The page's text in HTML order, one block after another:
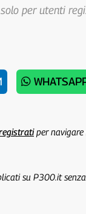
per utenti
per navigare
su P300.it